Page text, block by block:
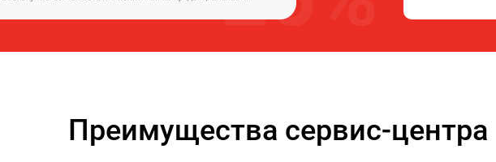
Преимущества сервис-центра